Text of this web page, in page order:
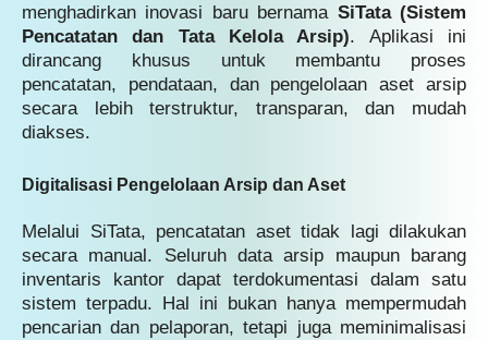
menghadirkan inovasi baru bernama SiTata (Sistem
Pencatatan dan Tata Kelola Arsip). Aplikasi ini
dirancang khusus untuk membantu proses
pencatatan, pendataan, dan pengelolaan aset arsip
secara lebih terstruktur, transparan, dan mudah
diakses.
Digitalisasi Pengelolaan Arsip dan Aset
Melalui SiTata, pencatatan aset tidak lagi dilakukan
secara manual. Seluruh data arsip maupun barang
inventaris kantor dapat terdokumentasi dalam satu
sistem terpadu. Hal ini bukan hanya mempermudah
pencarian dan pelaporan, tetapi juga meminimalisasi